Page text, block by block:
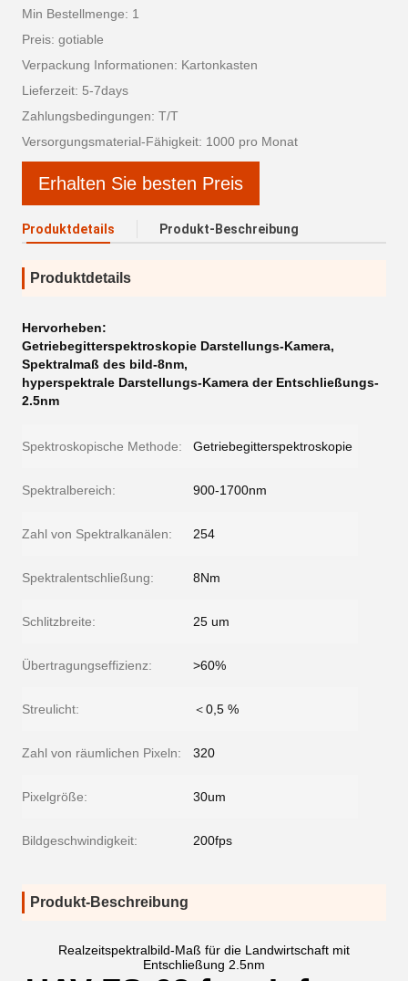
Min Bestellmenge: 1
Preis: gotiable
Verpackung Informationen: Kartonkasten
Lieferzeit: 5-7days
Zahlungsbedingungen: T/T
Versorgungsmaterial-Fähigkeit: 1000 pro Monat
Erhalten Sie besten Preis
Produktdetails Produkt-Beschreibung
Produktdetails
Hervorheben:
Getriebegitterspektroskopie Darstellungs-Kamera,
Spektralmaß des bild-8nm,
hyperspektrale Darstellungs-Kamera der Entschließungs-
2.5nm
Spektroskopische Methode: Getriebegitterspektroskopie
Spektralbereich: 900-1700nm
Zahl von Spektralkanälen: 254
Spektralentschließung: 8Nm
Schlitzbreite: 25 um
Übertragungseffizienz: >60%
Streulicht: ＜0,5 %
Zahl von räumlichen Pixeln: 320
Pixelgröße: 30um
Bildgeschwindigkeit: 200fps
Produkt-Beschreibung
Realzeitspektralbild-Maß für die Landwirtschaft mit
Entschließung 2.5nm